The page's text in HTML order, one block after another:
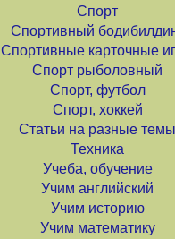
Спорт
Спортивный
Спортивные карточные
Спорт рыболовный
Спорт, футбол
Спорт, хоккей
Статьи на разные темы
Техника
Учеба, обучение
Учим английский
Учим историю
Учим математику